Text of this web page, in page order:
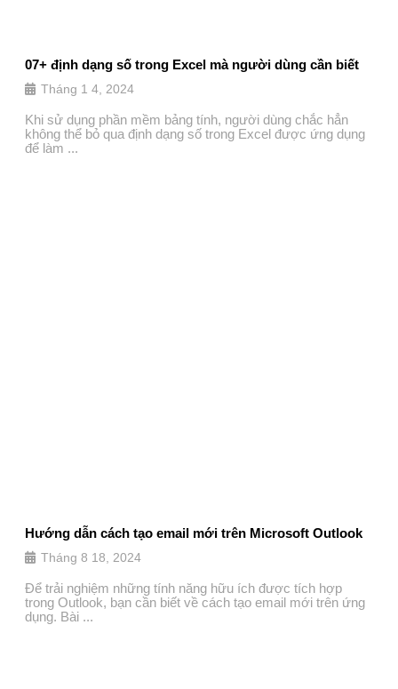
07+ định dạng số trong Excel mà người dùng cần biết
Tháng 1 4, 2024
Khi sử dụng phần mềm bảng tính, người dùng chắc hẳn
không thể bỏ qua định dạng số trong Excel được ứng dụng
để làm ...
Hướng dẫn cách tạo email mới trên Microsoft Outlook
Tháng 8 18, 2024
Để trải nghiệm những tính năng hữu ích được tích hợp
trong Outlook, bạn cần biết về cách tạo email mới trên ứng
dụng. Bài ...